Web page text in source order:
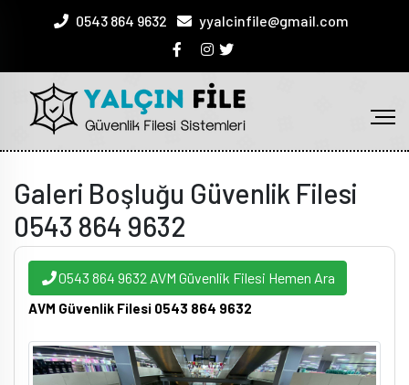
0543 864 9632 yyalcinfile@gmail.com
Galeri Boşluğu Güvenlik Filesi
0543 864 9632
0543 864 9632 AVM Güvenlik Filesi Hemen Ara
AVM Güvenlik Filesi 0543 864 9632